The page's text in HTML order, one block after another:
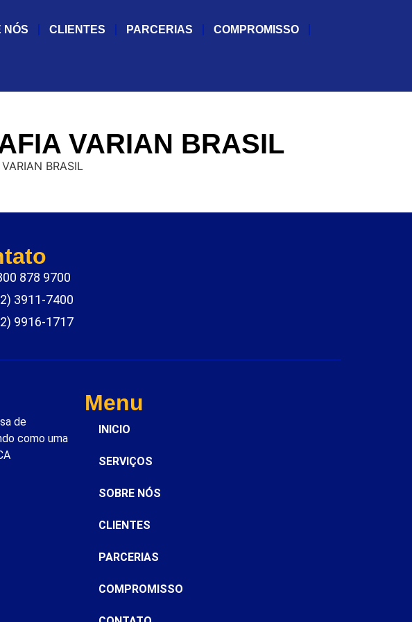
NÓS CLIENTES PARCERIAS COMPROMISSO
VARIAN BRASIL
878 9700
3911-7400
9916-1717
de
como uma
Menu
INICIO
SERVIÇOS
SOBRE NÓS
CLIENTES
PARCERIAS
COMPROMISSO